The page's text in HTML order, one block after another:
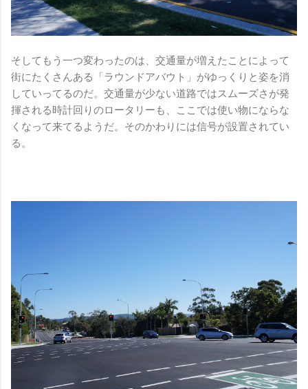
そしてもう一つ変わったのは、交通量が増えたことによって
街にたくさんある「ラウンドアバウト」がゆっくりと姿を消
していってるのだ。交通量が少ない道路ではスムーズさが発
揮される時計回りのロータリーも、ここでは使い物にならな
くなって来てるようだ。そのかわりには信号が設置されてい
る。